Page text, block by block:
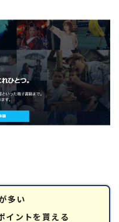
多い
イントを貰える